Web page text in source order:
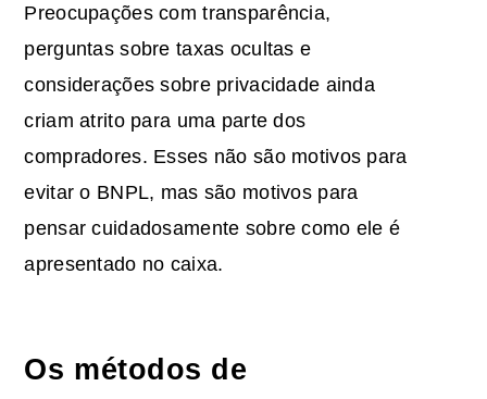
Preocupações com transparência,
perguntas sobre taxas ocultas e
considerações sobre privacidade ainda
criam atrito para uma parte dos
compradores. Esses não são motivos para
evitar o BNPL, mas são motivos para
pensar cuidadosamente sobre como ele é
apresentado no caixa.
Os métodos de